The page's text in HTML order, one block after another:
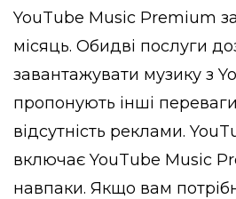
YouTube Music Premium
місяць. Обидві послуги
завантажувати музику з
пропонують інші
відсутність реклами.
включає YouTube Music
навпаки. Якщо вам